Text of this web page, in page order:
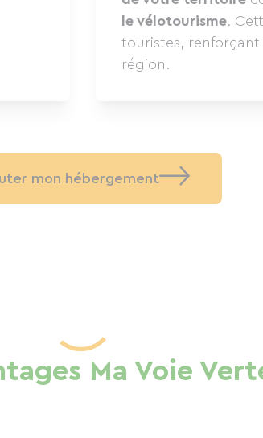
le vélotourisme.
touristes,
région.
mon hébergement
Ma Voie